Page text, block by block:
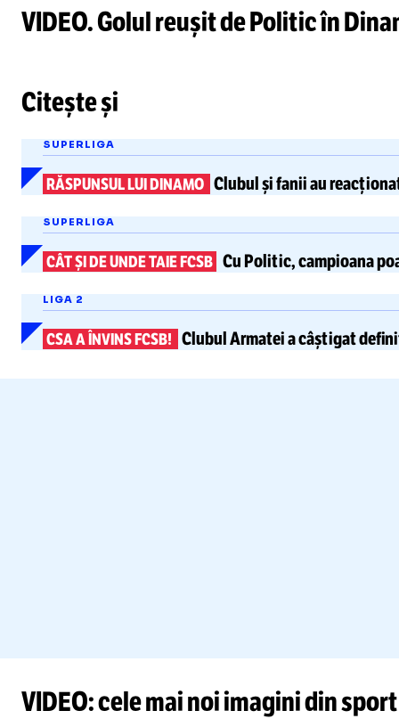
VIDEO. Golul reușit de Politic în
Unmute
Citește și
SUPERLIGA
RĂSPUNSUL LUI DINAMO Clubul și fanii au
SUPERLIGA
CÂT ȘI DE UNDE TAIE FCSB Cu Politic, campioana
LIGA 2
CSA A ÎNVINS FCSB! Clubul Armateia câștigat
VIDEO: cele mai noi imagini din sport